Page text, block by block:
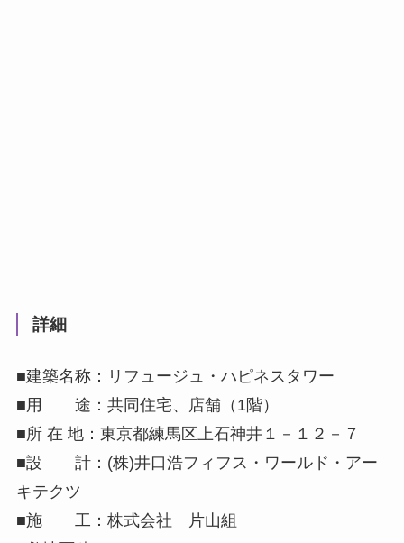
詳細
■建築名称：リフュージュ・ハピネスタワー
■用 途：共同住宅、店舗（1階）
■所 在 地：東京都練馬区上石神井１－１２－７
■設 計：(株)井口浩フィフス・ワールド・アー
キテクツ
■施 工：株式会社 片山組